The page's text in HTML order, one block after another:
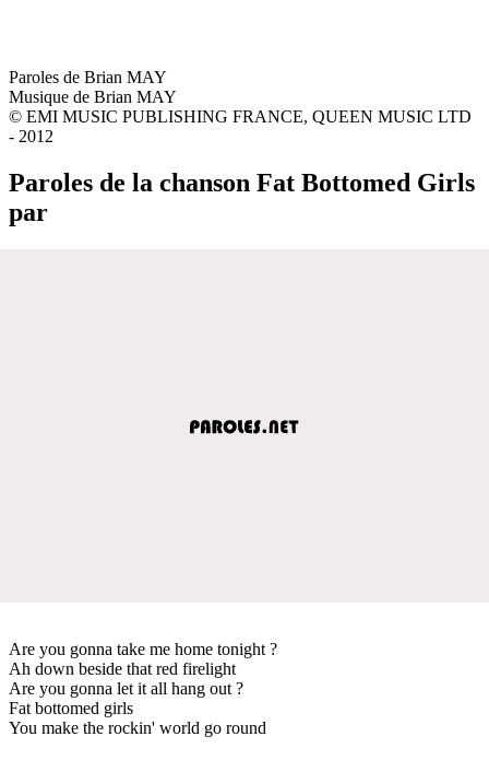
Paroles de Brian MAY
Musique de Brian MAY
© EMI MUSIC PUBLISHING FRANCE, QUEEN MUSIC LTD
- 2012
Paroles de la chanson Fat Bottomed Girls
par
Are you gonna take me home tonight ?
Ah down beside that red firelight
Are you gonna let it all hang out ?
Fat bottomed girls
You make the rockin' world go round